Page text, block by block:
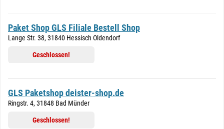
Paket Shop GLS Filiale Bestell Shop
Lange Str. 38, 31840 Hessisch Oldendorf
Geschlossen!
GLS Paketshop deister-shop.de
Ringstr. 4, 31848 Bad Münder
Geschlossen!